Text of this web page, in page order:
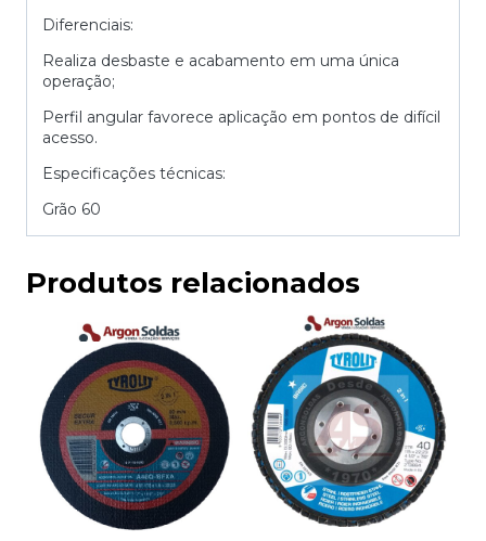
Diferenciais:
Realiza desbaste e acabamento em uma única
operação;
Perfil angular favorece aplicação em pontos de difícil
acesso.
Especificações técnicas:
Grão 60
Produtos relacionados